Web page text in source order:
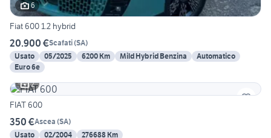
6
Fiat 600 1.2 hybrid
20.900 €Scafati(SA)
Usato
05/2025 6200 Km Mild Hybrid Benzina
Automatico
Euro 6e
2
FIAT 600
350 €Ascea (SA)
Usato
02/2004 276688 Km